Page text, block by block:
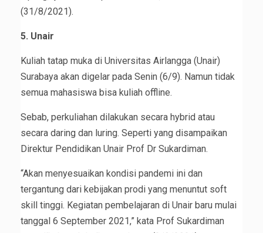
(31/8/2021).
5. Unair
Kuliah tatap muka di Universitas Airlangga (Unair)
Surabaya akan digelar pada Senin (6/9). Namun tidak
semua mahasiswa bisa kuliah offline.
Sebab, perkuliahan dilakukan secara hybrid atau
secara daring dan luring. Seperti yang disampaikan
Direktur Pendidikan Unair Prof Dr Sukardiman.
“Akan menyesuaikan kondisi pandemi ini dan
tergantung dari kebijakan prodi yang menuntut soft
skill tinggi. Kegiatan pembelajaran di Unair baru mulai
tanggal 6 September 2021,” kata Prof Sukardiman